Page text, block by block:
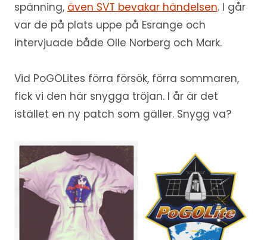
spänning, även SVT bevakar händelsen. I går
var de på plats uppe på Esrange och
intervjuade både Olle Norberg och Mark.
Vid PoGOLites förra försök, förra sommaren,
fick vi den här snygga tröjan. I år är det
istället en ny patch som gäller. Snygg va?